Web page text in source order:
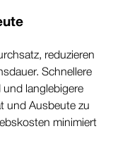
reduzieren
Schnellere
langlebigere
und Aus­beute zu
mini­miert